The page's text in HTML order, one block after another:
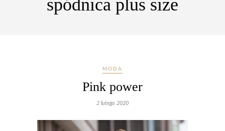
spódnica plus size
MODA
Pink power
2 lutego 2020